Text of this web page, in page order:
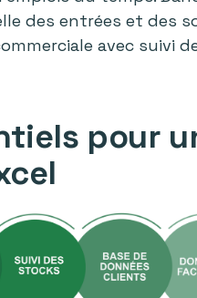
des entrées et des
avec suivi
pour